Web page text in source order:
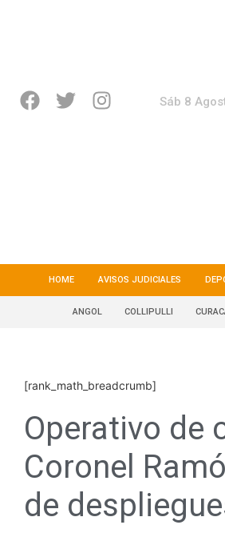
Sáb 8
HOME AVISOS JUDICIALES
ANGOL COLLIPULLI
[rank_math_breadcrumb]
Operativo de
Coronel
de